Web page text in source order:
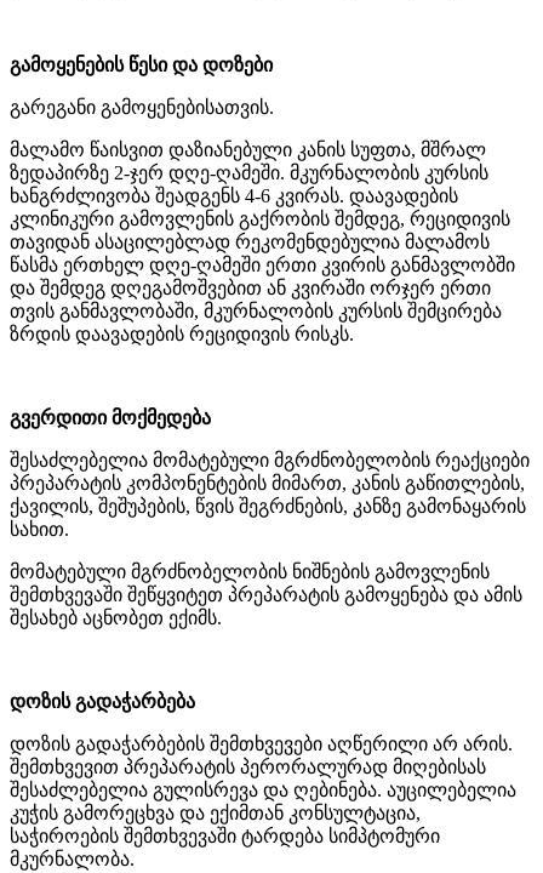
გამოყენების წესი და დოზები
გარეგანი გამოყენებისათვის.
მალამო წაისვით დაზიანებული კანის სუფთა, მშრალ
ზედაპირზე 2-ჯერ დღე-ღამეში. მკურნალობის კურსის
ხანგრძლივობა შეადგენს 4-6 კვირას. დაავადების
კლინიკური გამოვლენის გაქრობის შემდეგ, რეციდივის
თავიდან ასაცილებლად რეკომენდებულია მალამოს
წასმა ერთხელ დღე-ღამეში ერთი კვირის განმავლობში
და შემდეგ დღეგამოშვებით ან კვირაში ორჯერ ერთი
თვის განმავლობაში, მკურნალობის კურსის შემცირება
ზრდის დაავადების რეციდივის რისკს.
გვერდითი მოქმედება
შესაძლებელია მომატებული მგრძნობელობის რეაქციები
პრეპარატის კომპონენტების მიმართ, კანის გაწითლების,
ქავილის, შეშუპების, წვის შეგრძნების, კანზე გამონაყარის
სახით.
მომატებული მგრძნობელობის ნიშნების გამოვლენის
შემთხვევაში შეწყვიტეთ პრეპარატის გამოყენება და ამის
შესახებ აცნობეთ ექიმს.
დოზის გადაჭარბება
დოზის გადაჭარბების შემთხვევები აღწერილი არ არის.
შემთხვევით პრეპარატის პერორალურად მიღებისას
შესაძლებელია გულისრევა და ღებინება. აუცილებელია
კუჭის გამორეცხვა და ექიმთან კონსულტაცია,
საჭიროების შემთხვევაში ტარდება სიმპტომური
მკურნალობა.